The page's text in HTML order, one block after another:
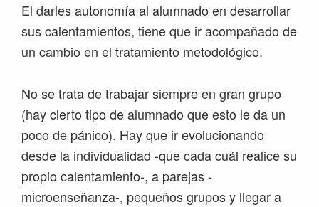
El darles autonomía al alumnado en desarrollar
sus calentamientos, tiene que ir acompañado de
un cambio en el tratamiento metodológico.
No se trata de trabajar siempre en gran grupo
(hay cierto tipo de alumnado que esto le da un
poco de pánico). Hay que ir evolucionando
desde la individualidad -que cada cuál realice su
propio calentamiento-, a parejas -
microenseñanza-, pequeños grupos y llegar a